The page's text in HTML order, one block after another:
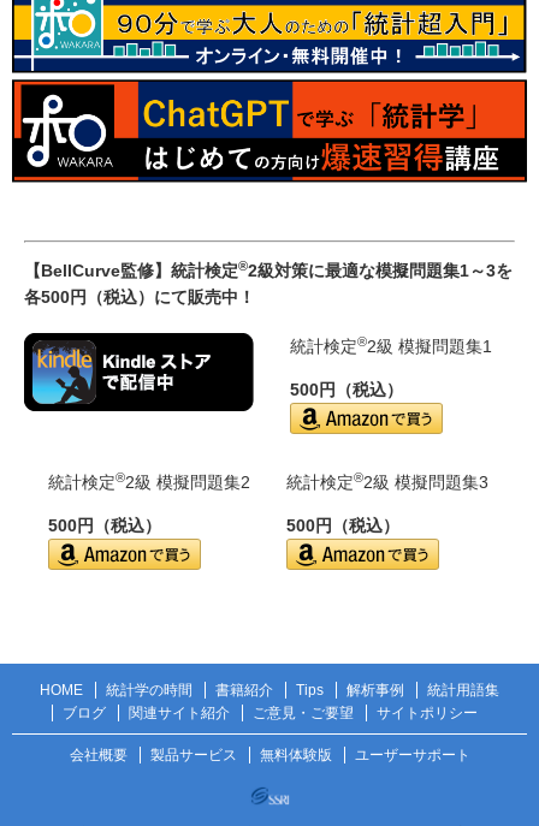
【BellCurve監修】統計検定®2級対策に最適な模擬問題集1～3を
各500円（税込）にて販売中！
統計検定®2級 模擬問題集1
500円（税込）
統計検定®2級 模擬問題集2
500円（税込）
統計検定®2級 模擬問題集3
500円（税込）
HOME 統計学の時間 書籍紹介 Tips 解析事例
統計用語集
ブログ
関連サイト紹介 ご意見・ご要望 サイトポリシー
会社概要 製品サービス 無料体験版 ユーザーサポート